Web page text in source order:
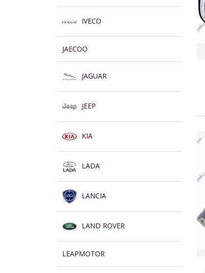
IVECO
JAECOO
JAGUAR
JEEP
KIA
LADA
LANCIA
LAND ROVER
LEAPMOTOR